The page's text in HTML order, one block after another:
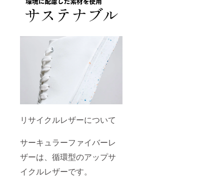
リサイクルレザーについて
サーキュラーファイバーレ
ザーは、循環型のアップサ
イクルレザーです。